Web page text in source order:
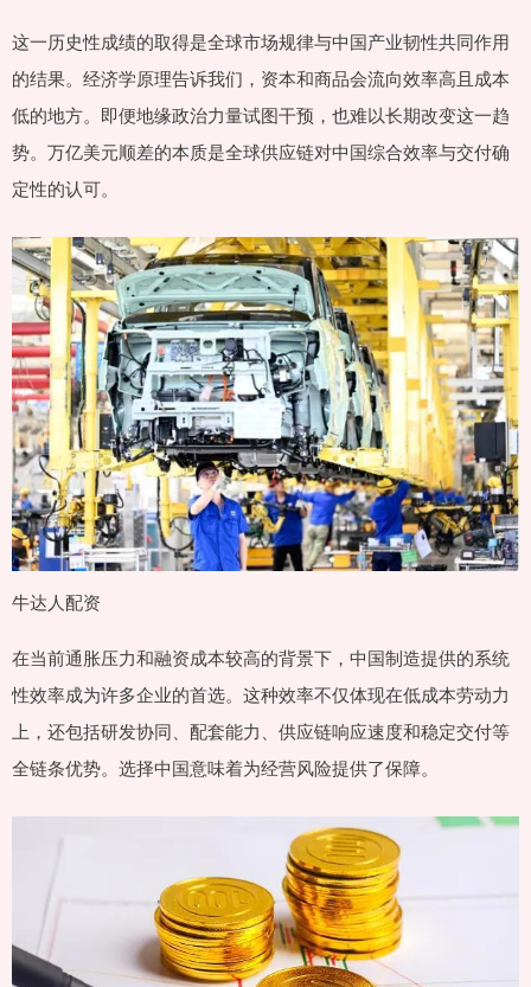
这一历史性成绩的取得是全球市场规律与中国产业韧性共同作用
的结果。经济学原理告诉我们，资本和商品会流向效率高且成本
低的地方。即便地缘政治力量试图干预，也难以长期改变这一趋
势。万亿美元顺差的本质是全球供应链对中国综合效率与交付确
定性的认可。
牛达人配资
在当前通胀压力和融资成本较高的背景下，中国制造提供的系统
性效率成为许多企业的首选。这种效率不仅体现在低成本劳动力
上，还包括研发协同、配套能力、供应链响应速度和稳定交付等
全链条优势。选择中国意味着为经营风险提供了保障。